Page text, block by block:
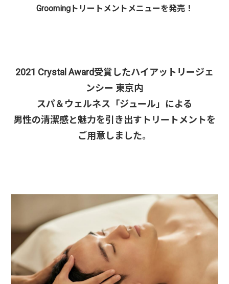
Groomingトリートメントメニューを発売！
2021 Crystal Award受賞したハイアットリージェ
ンシー 東京内
スパ＆ウェルネス「ジュール」による
男性の清潔感と魅力を引き出すトリートメントを
ご用意しました。